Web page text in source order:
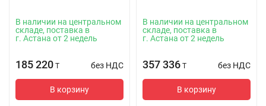
В наличии на центральном
складе, поставка в
г. Астана от 2 недель
185 220 T без НДС
В корзину
В наличии на центральном
складе, поставка в
г. Астана от 2 недель
357 336 T без НДС
В корзину